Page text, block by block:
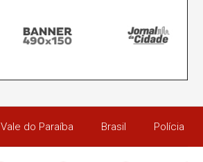
Vale do Paraíba Brasil Polícia